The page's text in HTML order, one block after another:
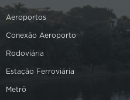
Aeroportos
Conexão Aeroporto
Rodoviária
Estação Ferroviária
Metrô